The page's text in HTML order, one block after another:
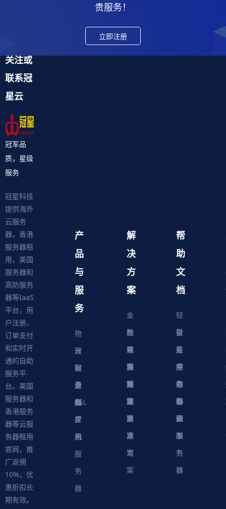
贵服务！
立即注册
关注或
联系冠
星云
冠军品
质，星级
服务
冠星科技
提供海外
云服务
器，香港
服务器租
用，美国
服务器和
高防服务
器等IaaS
平台，用
户注册、
订单支付
和实时开
通的自助
服务平
台。美国
服务器和
香港服务
器等云服
务器租用
官网，推
广返佣
10%，优
惠折扣长
期有效。
产
品
与
服
务
物
理
服
务
器
云
服
务
器
轻
量
级
应
用
服
务
器
虚
拟
主
机
SSL
证
书
解
决
方
案
金
融
解
决
方
案
教
育
解
决
方
案
电
商
解
决
方
案
游
戏
解
决
方
案
网
站
解
决
方
案
帮
助
文
档
轻
量
云
服
务
器
财
务
中
心
账
户
中
心
服
务
协
议
软
件
脚
本
物
理
服
务
器
云
服
务
器